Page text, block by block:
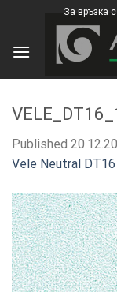
content
За връзка
Published
Vele Neutral DT16
×